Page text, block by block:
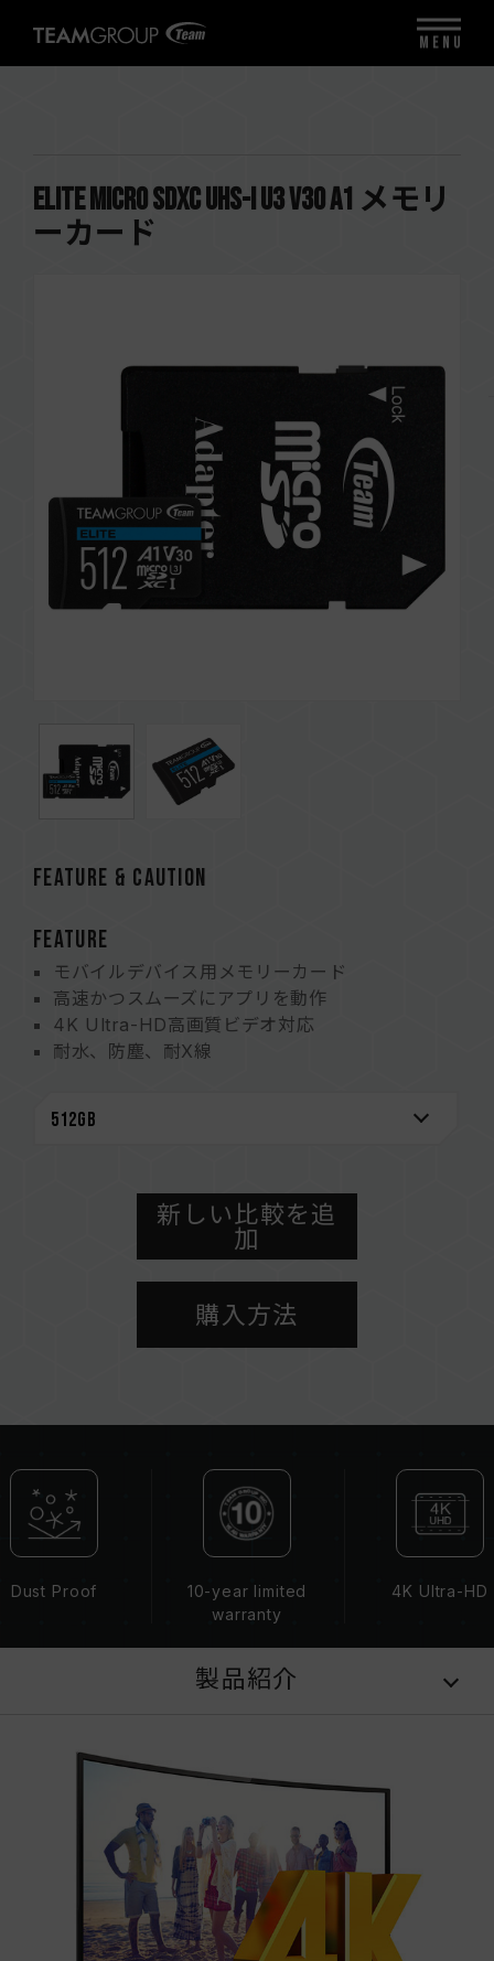
ELITE Micro SDXC UHS-I U3 V30 A1 メモリ
ーカード
FEATURE & CAUTION
FEATURE
モバイルデバイス用メモリーカード
高速かつスムーズにアプリを動作
4K Ultra-HD高画質ビデオ対応
耐水、防塵、耐X線
新しい比較を追
加
購入方法
Dust Proof
10-year limited
warranty
4K Ultra-HD
製品紹介
MENU